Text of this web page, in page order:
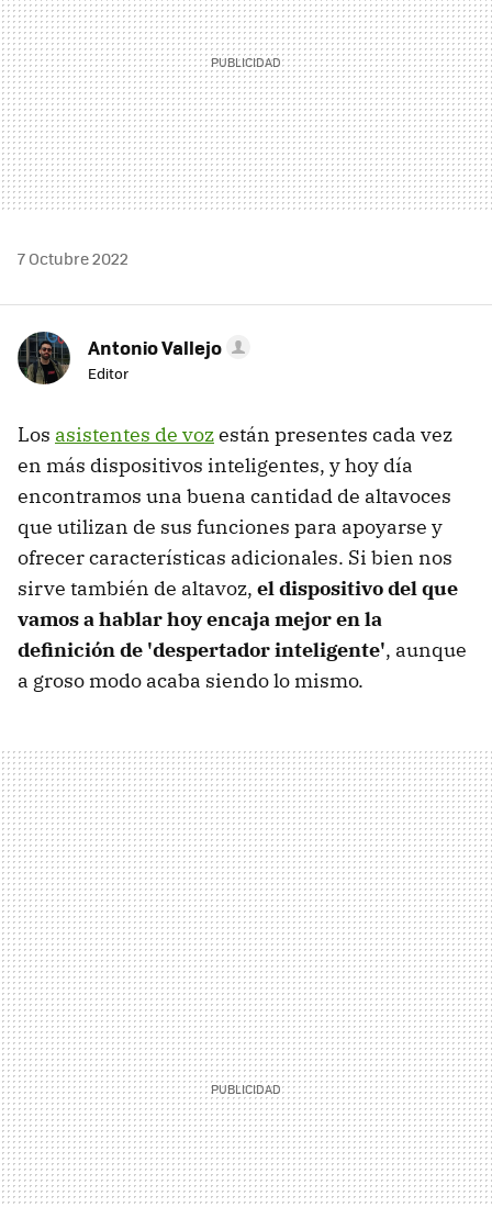
7 Octubre 2022
Antonio Vallejo
Editor
Los asistentes de vozestán presentes cada vez
en más dispositivos inteligentes, y hoy día
encontramos una buena cantidad de altavoces
que utilizan de sus funciones para apoyarse y
ofrecer características adicionales. Si bien nos
sirve también de altavoz, el dispositivo del que
vamos a hablar hoy encaja mejor en la
definición de 'despertador inteligente', aunque
a groso modo acaba siendo lo mismo.